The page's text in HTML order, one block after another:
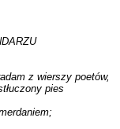
z wierszy poetów,
pies